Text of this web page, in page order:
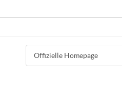
Offizielle Homepage